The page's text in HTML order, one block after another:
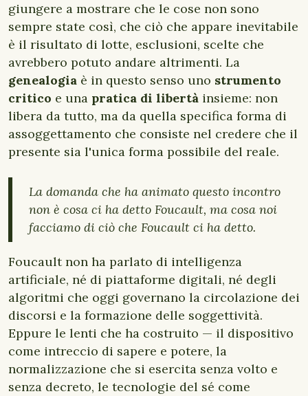
giungere a mostrare che le cose non sono
sempre state così, che ciò che appare inevitabile
è il risultato di lotte, esclusioni, scelte che
avrebbero potuto andare altrimenti. La
genealogia è in questo senso uno strumento
critico e una pratica di libertà insieme: non
libera da tutto, ma da quella specifica forma di
assoggettamento che consiste nel credere che il
presente sia l'unica forma possibile del reale.
La domanda che ha animato questo incontro
non è cosa ci ha detto Foucault, ma cosa noi
facciamo di ciò che Foucault ci ha detto.
Foucault non ha parlato di intelligenza
artificiale, né di piattaforme digitali, né degli
algoritmi che oggi governano la circolazione dei
discorsi e la formazione delle soggettività.
Eppure le lenti che ha costruito — il dispositivo
come intreccio di sapere e potere, la
normalizzazione che si esercita senza volto e
senza decreto, le tecnologie del sé come